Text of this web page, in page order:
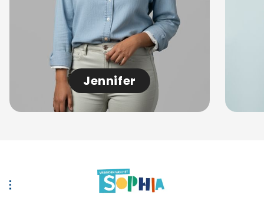
Jennifer